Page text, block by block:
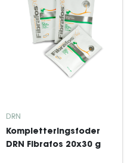
DRN
Kompletteringsfoder
DRN Fibrafos 20x30 g